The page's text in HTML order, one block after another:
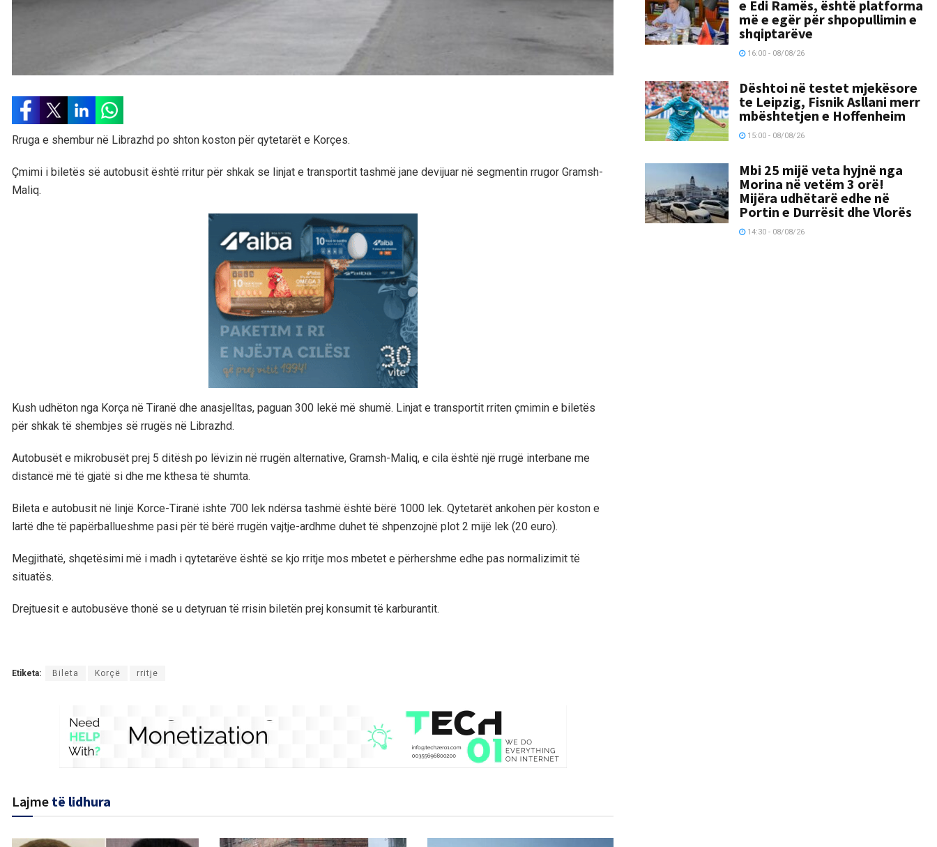
Rruga e shembur në Librazhd po shton koston për qytetarët e Korçes.
Çmimi i biletës së autobusit është rritur për shkak se linjat e transportit tashmë jane devijuar në segmentin rrugor Gramsh-
Maliq.
Kush udhëton nga Korça në Tiranë dhe anasjelltas, paguan 300 lekë më shumë. Linjat e transportit rriten çmimin e biletës
për shkak të shembjes së rrugës në Librazhd.
Autobusët e mikrobusët prej 5 ditësh po lëvizin në rrugën alternative, Gramsh-Maliq, e cila është një rrugë interbane me
distancë më të gjatë si dhe me kthesa të shumta.
Bileta e autobusit në linjë Korce-Tiranë ishte 700 lek ndërsa tashmë është bërë 1000 lek. Qytetarët ankohen për koston e
lartë dhe të papërballueshme pasi për të bërë rrugën vajtje-ardhme duhet të shpenzojnë plot 2 mijë lek (20 euro).
Megjithatë, shqetësimi më i madh i qytetarëve është se kjo rritje mos mbetet e përhershme edhe pas normalizimit të
situatës.
Drejtuesit e autobusëve thonë se u detyruan të rrisin biletën prej konsumit të karburantit.
Etiketa: Bileta Korçë rritje
Lajme të lidhura
e Edi Ramës, është platforma
më e egër për shpopullimin e
shqiptarëve
16:00 - 08/08/26
Dështoi në testet mjekësore
te Leipzig, Fisnik Asllani merr
mbështetjen e Hoffenheim
15:00 - 08/08/26
Mbi 25 mijë veta hyjnë nga
Morina në vetëm 3 orë!
Mijëra udhëtarë edhe në
Portin e Durrësit dhe Vlorës
14:30 - 08/08/26